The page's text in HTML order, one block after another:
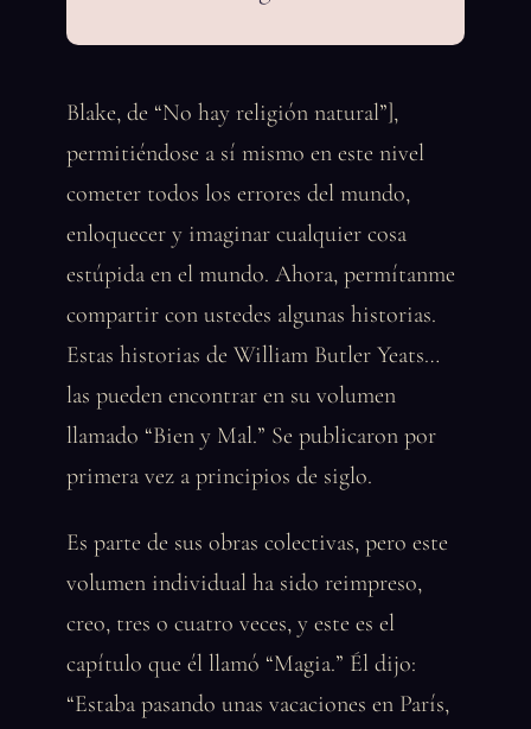
Blake, de “No hay religión natural”],
permitiéndose a sí mismo en este nivel
cometer todos los errores del mundo,
enloquecer y imaginar cualquier cosa
estúpida en el mundo. Ahora, permítanme
compartir con ustedes algunas historias.
Estas historias de William Butler Yeats…
las pueden encontrar en su volumen
llamado “Bien y Mal.” Se publicaron por
primera vez a principios de siglo.
Es parte de sus obras colectivas, pero este
volumen individual ha sido reimpreso,
creo, tres o cuatro veces, y este es el
capítulo que él llamó “Magia.” Él dijo:
“Estaba pasando unas vacaciones en París,